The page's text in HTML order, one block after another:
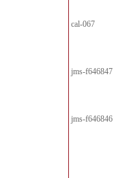
cal-067
jms-f646847
jms-f646846